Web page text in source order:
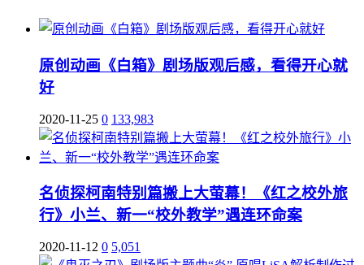
原创动画《白箱》剧场版观后感，看得开心就
好
2020-11-25 0 133,983
名侦探柯南特别篇搬上大萤幕！《红之校外旅
行》小兰、新一“校外教学”遇连环命案
2020-11-12 0 5,051